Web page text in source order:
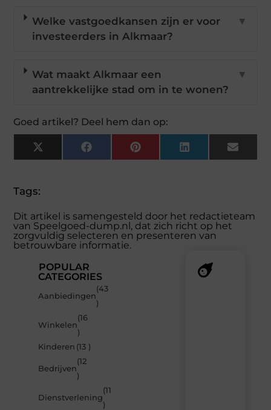
Welke vastgoedkansen zijn er voor
investeerders in Alkmaar?
▼
Wat maakt Alkmaar een
aantrekkelijke stad om in te wonen?
▼
Goed artikel? Deel hem dan op:
X
(Twitter)
FacebookPinterestLinkedInEmail
Tags:
Dit artikel is samengesteld door het redactieteam
van Speelgoed-dump.nl, dat zich richt op het
zorgvuldig selecteren en presenteren van
betrouwbare informatie.
POPULAR
CATEGORIES
Aanbiedingen
(43
)
Winkelen
(16
)
Kinderen (13 )
Bedrijven
(12
)
Dienstverlening
(11
)